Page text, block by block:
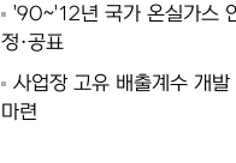
'90~'12년 국가 온실가스
정·공표
사업장 고유 배출계수 개발
마련